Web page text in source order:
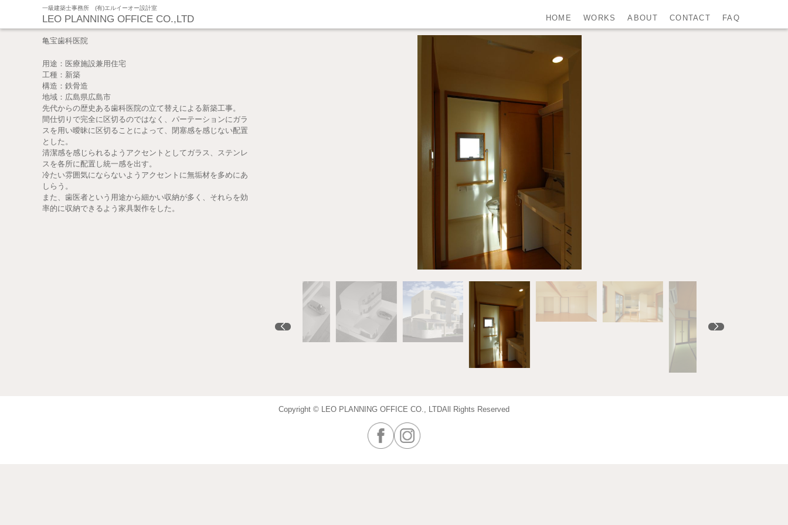
一級建築士事務所 (有)エルイーオー設計室
LEO PLANNING OFFICE CO.,LTD HOME WORKS ABOUT CONTACT FAQ
亀宝歯科医院
用途：医療施設兼用住宅
工種：新築
構造：鉄骨造
地域：広島県広島市
先代からの歴史ある歯科医院の立て替えによる新築工事。
間仕切りで完全に区切るのではなく、パーテーションにガラ
スを用い曖昧に区切ることによって、閉塞感を感じない配置
とした。
清潔感を感じられるようアクセントとしてガラス、ステンレ
スを各所に配置し統一感を出す。
冷たい雰囲気にならないようアクセントに無垢材を多めにあ
しらう。
また、歯医者という用途から細かい収納が多く、それらを効
率的に収納できるよう家具製作をした。
Copyright © LEO PLANNING OFFICE CO., LTDAll Rights Reserved